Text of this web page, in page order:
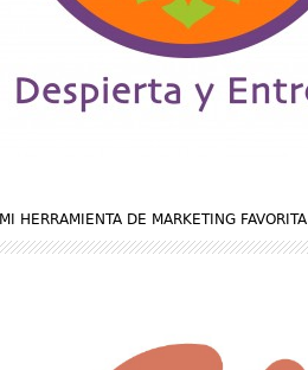
MI HERRAMIENTA DE MARKETING FAVORITA